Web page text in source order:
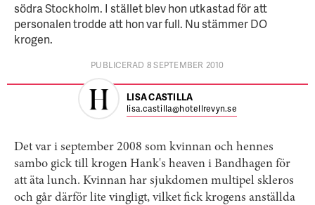
södra Stockholm. I stället blev hon utkastad för att
personalen trodde att hon var full. Nu stämmer DO
krogen.
PUBLICERAD 8 SEPTEMBER 2010
LISA CASTILLA
lisa.castilla@hotellrevyn.se
Det var i september 2008 som kvinnan och hennes
sambo gick till krogen Hank's heaven i Bandhagen för
att äta lunch. Kvinnan har sjukdomen multipel skleros
och går därför lite vingligt, vilket fick krogens anställda